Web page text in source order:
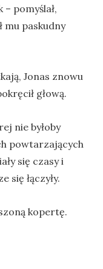
pomyślał,
mu paskudny
Jonas znowu
głową.
nie byłoby
powtarzających
się czasy i
się łączyły.
kopertę.